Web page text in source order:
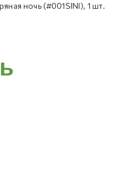
ночь (#001SINI), 1 шт.